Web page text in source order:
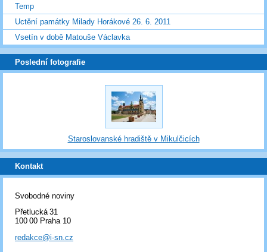
Temp
Uctění památky Milady Horákové 26. 6. 2011
Vsetín v době Matouše Václavka
Poslední fotografie
Staroslovanské hradiště v Mikulčicích
Kontakt
Svobodné noviny
Přetlucká 31
100 00 Praha 10
redakce@i-sn.cz